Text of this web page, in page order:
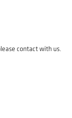
contact with us.